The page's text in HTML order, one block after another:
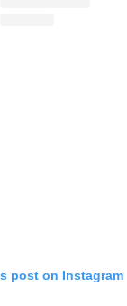
post on Instagram